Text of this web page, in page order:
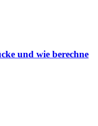
und wie berechne